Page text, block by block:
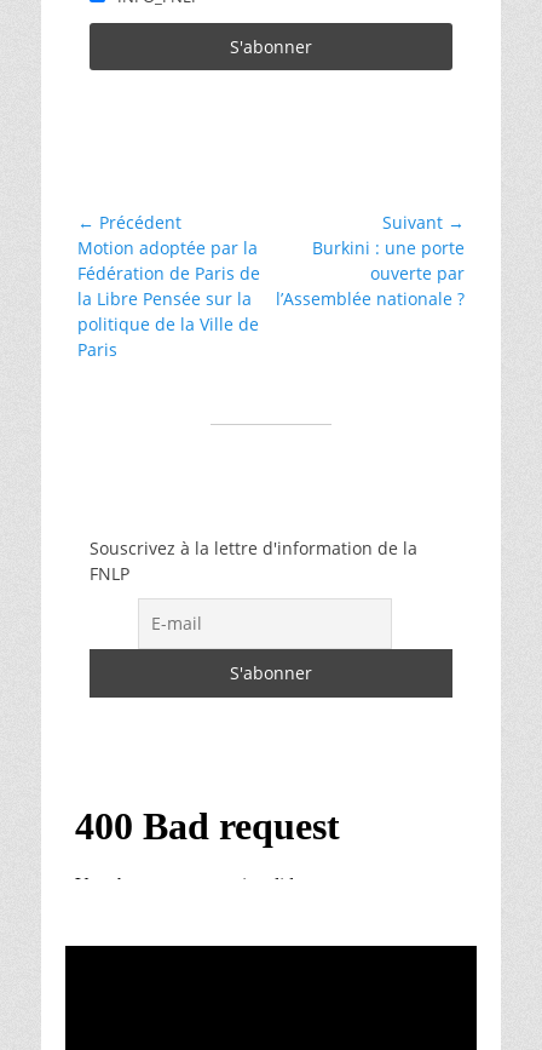
Navigation
de
l’article
← Précédent
Article
précédent :
Motion adoptée par la
Fédération de Paris de
la Libre Pensée sur la
politique de la Ville de
Paris
Suivant →
ArticleBurkini : une porte
ouverte par
l’Assemblée nationale ?
Souscrivez à la lettre d'information de la
FNLP